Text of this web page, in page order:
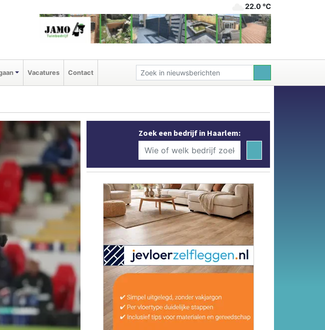
22.0 ℃
Vacatures Contact
Zoek een bedrijf in Haarlem: